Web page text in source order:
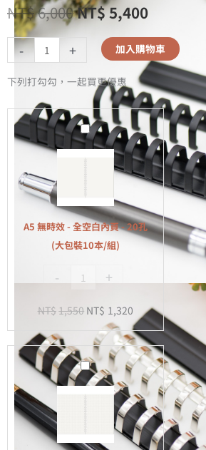
NT$6,000NT$5,400
- + 加入購物車
下列打勾勾，一起買更優惠
A5
無
效
-
全
空
內
-
(大
包
本/
A5 無時效 - 全空白內頁 - 20孔
(大包裝10本/組)
- +
NT$1,550 NT$ 1,320
A5
無
效
-